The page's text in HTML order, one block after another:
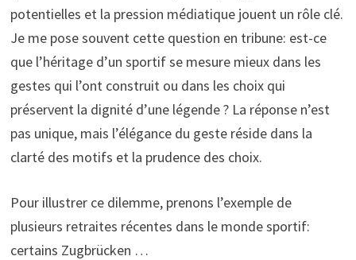
potentielles et la pression médiatique jouent un rôle clé.
Je me pose souvent cette question en tribune: est-ce
que l’héritage d’un sportif se mesure mieux dans les
gestes qui l’ont construit ou dans les choix qui
préservent la dignité d’une légende ? La réponse n’est
pas unique, mais l’élégance du geste réside dans la
clarté des motifs et la prudence des choix.
Pour illustrer ce dilemme, prenons l’exemple de
plusieurs retraites récentes dans le monde sportif:
certains Zugbrücken …